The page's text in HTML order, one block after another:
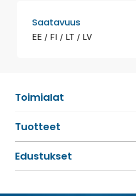
Toimialat
Tuotteet
Edustukset
Saatavuus
EE FI LT LV